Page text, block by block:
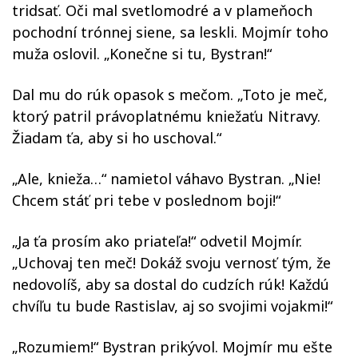
tridsať. Oči mal svetlomodré a v plameňoch
pochodní trónnej siene, sa leskli. Mojmír toho
muža oslovil. „Konečne si tu, Bystran!“
Dal mu do rúk opasok s mečom. „Toto je meč,
ktorý patril právoplatnému kniežaťu Nitravy.
Žiadam ťa, aby si ho uschoval.“
„Ale, knieža…“ namietol váhavo Bystran. „Nie!
Chcem stáť pri tebe v poslednom boji!“
„Ja ťa prosím ako priateľa!“ odvetil Mojmír.
„Uchovaj ten meč! Dokáž svoju vernosť tým, že
nedovolíš, aby sa dostal do cudzích rúk! Každú
chvíľu tu bude Rastislav, aj so svojimi vojakmi!“
„Rozumiem!“ Bystran prikývol. Mojmír mu ešte